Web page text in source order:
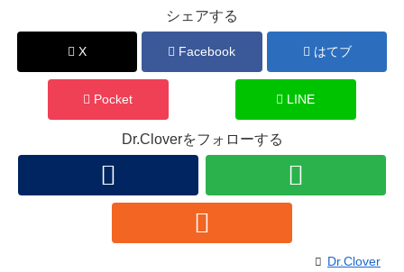
シェアする
X Facebook はてブ
Pocket LINE
Dr.Cloverをフォローする
Dr.Clover